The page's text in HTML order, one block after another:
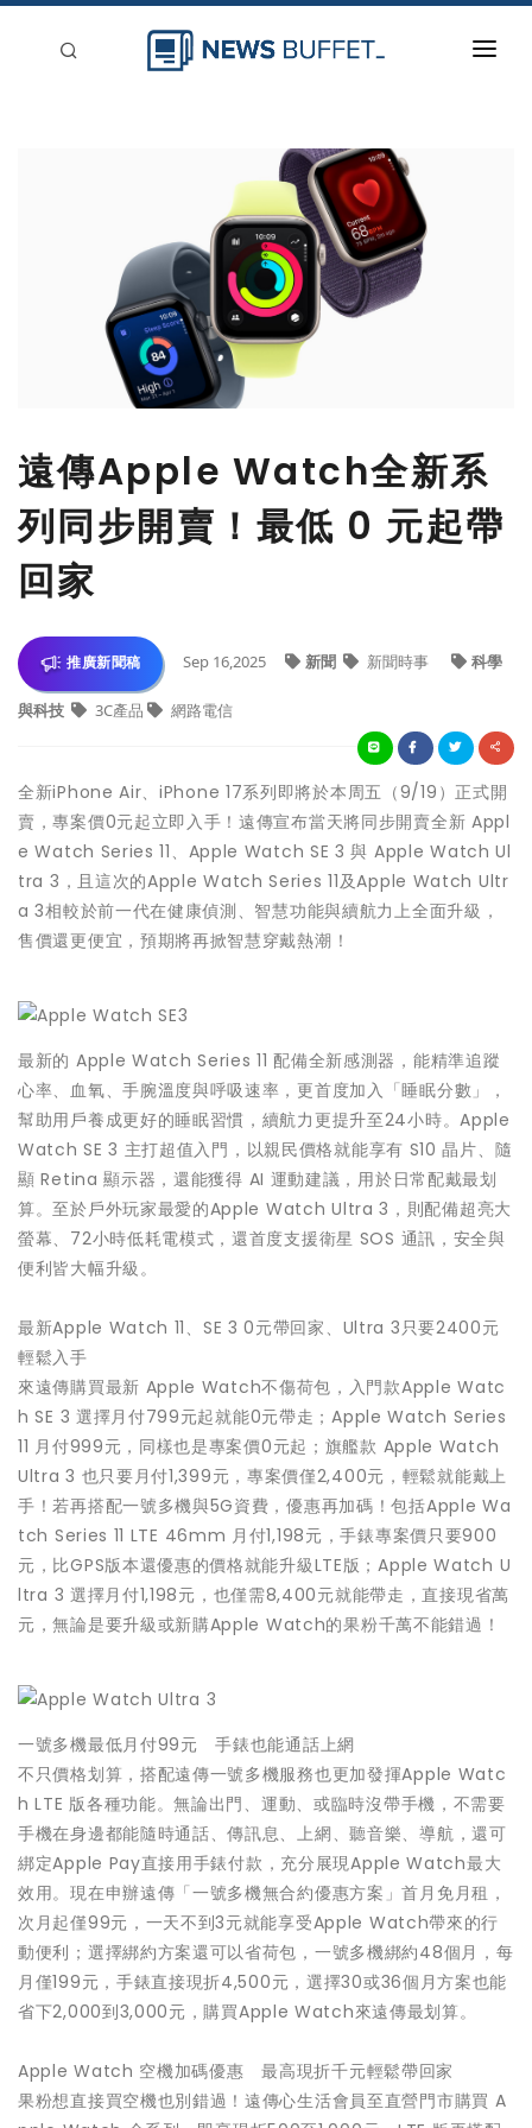
遠傳Apple Watch全新系
列同步開賣！最低 0 元起帶
回家
推廣新聞稿 Sep 16,2025 新聞 新聞時事 科學
與科技 3C產品 網路電信
全新iPhone Air、iPhone 17系列即將於本周五（9/19）正式開
賣，專案價0元起立即入手！遠傳宣布當天將同步開賣全新 Appl
e Watch Series 11、Apple Watch SE 3 與 Apple Watch Ul
tra 3，且這次的Apple Watch Series 11及Apple Watch Ultr
a 3相較於前一代在健康偵測、智慧功能與續航力上全面升級，
售價還更便宜，預期將再掀智慧穿戴熱潮！
最新的 Apple Watch Series 11 配備全新感測器，能精準追蹤
心率、血氧、手腕溫度與呼吸速率，更首度加入「睡眠分數」，
幫助用戶養成更好的睡眠習慣，續航力更提升至24小時。Apple
Watch SE 3 主打超值入門，以親民價格就能享有 S10 晶片、隨
顯 Retina 顯示器，還能獲得 AI 運動建議，用於日常配戴最划
算。至於戶外玩家最愛的Apple Watch Ultra 3，則配備超亮大
螢幕、72小時低耗電模式，還首度支援衛星 SOS 通訊，安全與
便利皆大幅升級。
最新Apple Watch 11、SE 3 0元帶回家、Ultra 3只要2400元
輕鬆入手
來遠傳購買最新 Apple Watch不傷荷包，入門款Apple Watc
h SE 3 選擇月付799元起就能0元帶走；Apple Watch Series
11 月付999元，同樣也是專案價0元起；旗艦款 Apple Watch
Ultra 3 也只要月付1,399元，專案價僅2,400元，輕鬆就能戴上
手！若再搭配一號多機與5G資費，優惠再加碼！包括Apple Wa
tch Series 11 LTE 46mm 月付1,198元，手錶專案價只要900
元，比GPS版本還優惠的價格就能升級LTE版；Apple Watch U
ltra 3 選擇月付1,198元，也僅需8,400元就能帶走，直接現省萬
元，無論是要升級或新購Apple Watch的果粉千萬不能錯過！
一號多機最低月付99元 手錶也能通話上網
不只價格划算，搭配遠傳一號多機服務也更加發揮Apple Watc
h LTE 版各種功能。無論出門、運動、或臨時沒帶手機，不需要
手機在身邊都能隨時通話、傳訊息、上網、聽音樂、導航，還可
綁定Apple Pay直接用手錶付款，充分展現Apple Watch最大
效用。現在申辦遠傳「一號多機無合約優惠方案」首月免月租，
次月起僅99元，一天不到3元就能享受Apple Watch帶來的行
動便利；選擇綁約方案還可以省荷包，一號多機綁約48個月，每
月僅199元，手錶直接現折4,500元，選擇30或36個月方案也能
省下2,000到3,000元，購買Apple Watch來遠傳最划算。
Apple Watch 空機加碼優惠 最高現折千元輕鬆帶回家
果粉想直接買空機也別錯過！遠傳心生活會員至直營門市購買 A